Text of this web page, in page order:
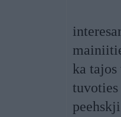
ka
tuvoties